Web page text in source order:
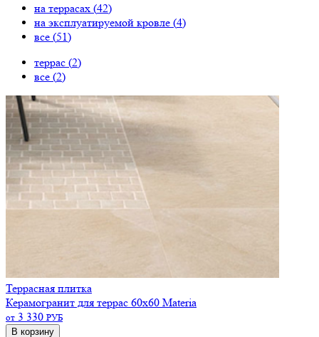
на террасах (42)
на эксплуатируемой кровле (4)
все (51)
террас (2)
все (2)
Террасная плитка
Керамогранит для террас 60х60 Materia
от 3 330 РУБ
В корзину